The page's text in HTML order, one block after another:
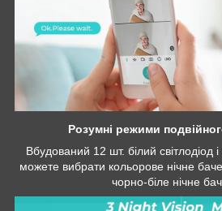
Розумні режими
Вбудований 12 шт. білий світлодіод
можете вибрати кольорове нічне
чорно-біле нічне